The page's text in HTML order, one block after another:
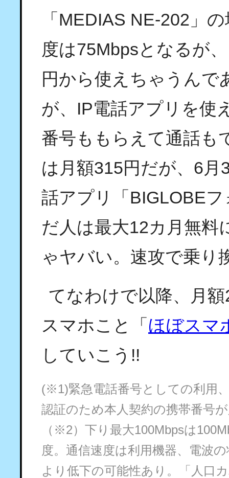
「MEDIAS NE-202」
度は75Mbpsとなるが
円から使えちゃうんで
が、IP電話アプリを使
番号ももらえて通話も
は月額315円だが、6
話アプリ「BIGLOBE
だ人は最大12カ月無
ゃヤバい。速攻で乗り
てなわけで以降、月
スマホこと「 ほぼスマ
していこう!!
(※1)緊急電話番号としての利用
認証のため本人契約の携帯番号
（※2）下り最大100Mbpsは
度。通信速度は利用機器、電波
より低下の可能性あり。「人口